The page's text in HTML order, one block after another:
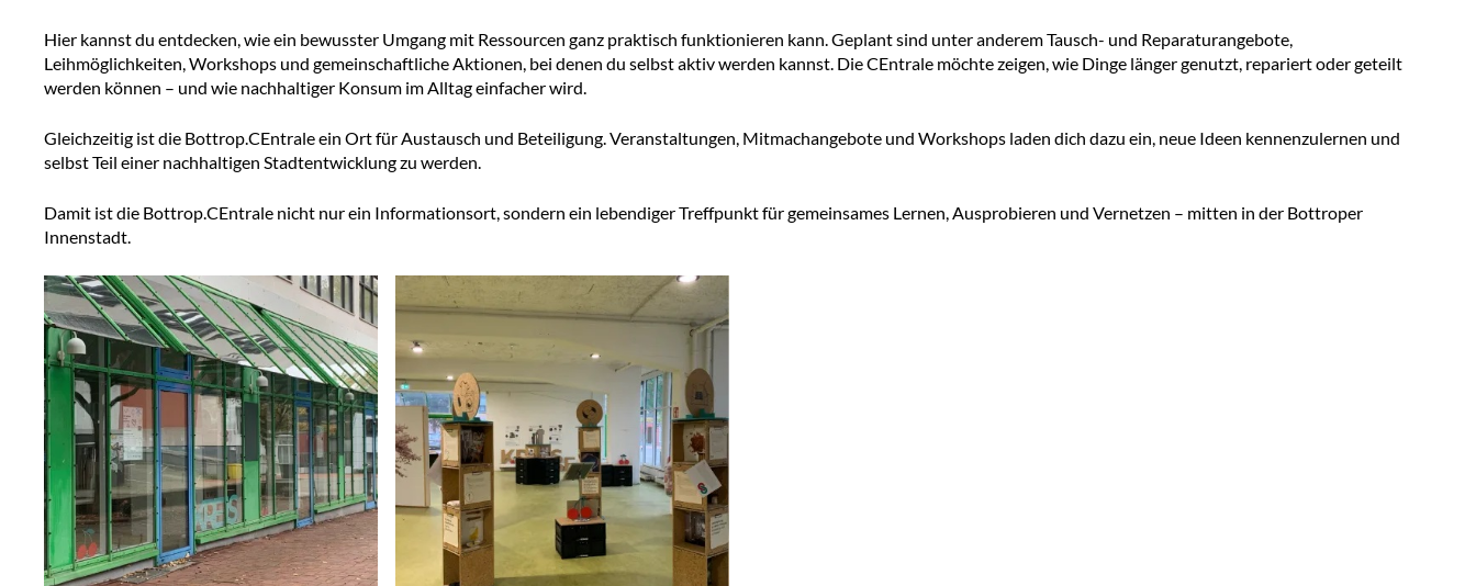
Hier kannst du entdecken, wie ein bewusster Umgang mit Ressourcen ganz praktisch funktionieren kann. Geplant sind unter anderem Tausch- und Reparaturangebote,
Leihmöglichkeiten, Workshops und gemeinschaftliche Aktionen, bei denen du selbst aktiv werden kannst. Die CEntrale möchte zeigen, wie Dinge länger genutzt, repariert oder geteilt
werden können – und wie nachhaltiger Konsum im Alltag einfacher wird.
Gleichzeitig ist die Bottrop.CEntrale ein Ort für Austausch und Beteiligung. Veranstaltungen, Mitmachangebote und Workshops laden dich dazu ein, neue Ideen kennenzulernen und
selbst Teil einer nachhaltigen Stadtentwicklung zu werden.
Damit ist die Bottrop.CEntrale nicht nur ein Informationsort, sondern ein lebendiger Treffpunkt für gemeinsames Lernen, Ausprobieren und Vernetzen – mitten in der Bottroper
Innenstadt.